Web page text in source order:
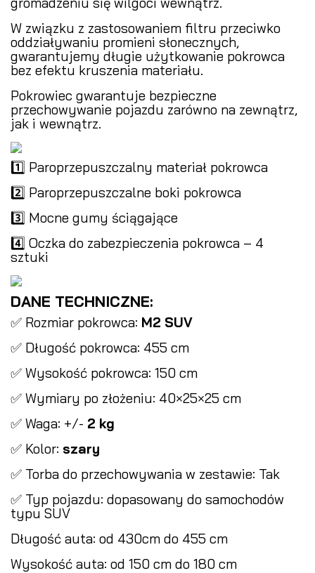
W związku z zastosowaniem filtru przeciwko
oddziaływaniu promieni słonecznych,
gwarantujemy długie użytkowanie pokrowca
bez efektu kruszenia materiału.
Pokrowiec gwarantuje bezpieczne
przechowywanie pojazdu zarówno na zewnątrz,
jak i wewnątrz.
1️⃣ Paroprzepuszczalny materiał pokrowca
2️⃣ Paroprzepuszczalne boki pokrowca
3️⃣ Mocne gumy ściągające
4️⃣ Oczka do zabezpieczenia pokrowca – 4
sztuki
DANE TECHNICZNE:
✅ Rozmiar pokrowca: M2 SUV
✅ Długość pokrowca: 455 cm
✅ Wysokość pokrowca: 150 cm
✅ Wymiary po złożeniu: 40×25×25 cm
✅ Waga: +/- 2 kg
✅ Kolor: szary
✅ Torba do przechowywania w zestawie: Tak
✅ Typ pojazdu: dopasowany do samochodów
typu SUV
Długość auta: od 430cm do 455 cm
Wysokość auta: od 150 cm do 180 cm